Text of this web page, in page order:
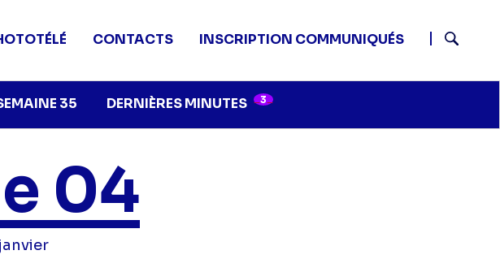
35 DERNIÈRES MINUTES 3
CONTACTS
INSCRIPTION COMMUNIQUÉS
04